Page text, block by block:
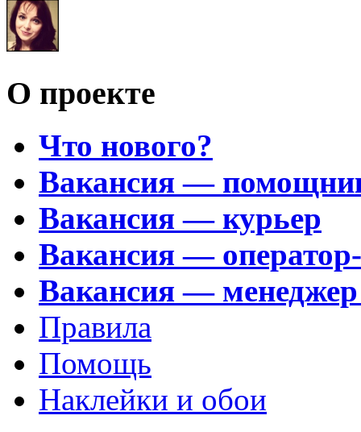
О проекте
Что нового?
Вакансия —
Вакансия — курьер
Вакансия —
Вакансия —
Правила
Помощь
Наклейки и обои